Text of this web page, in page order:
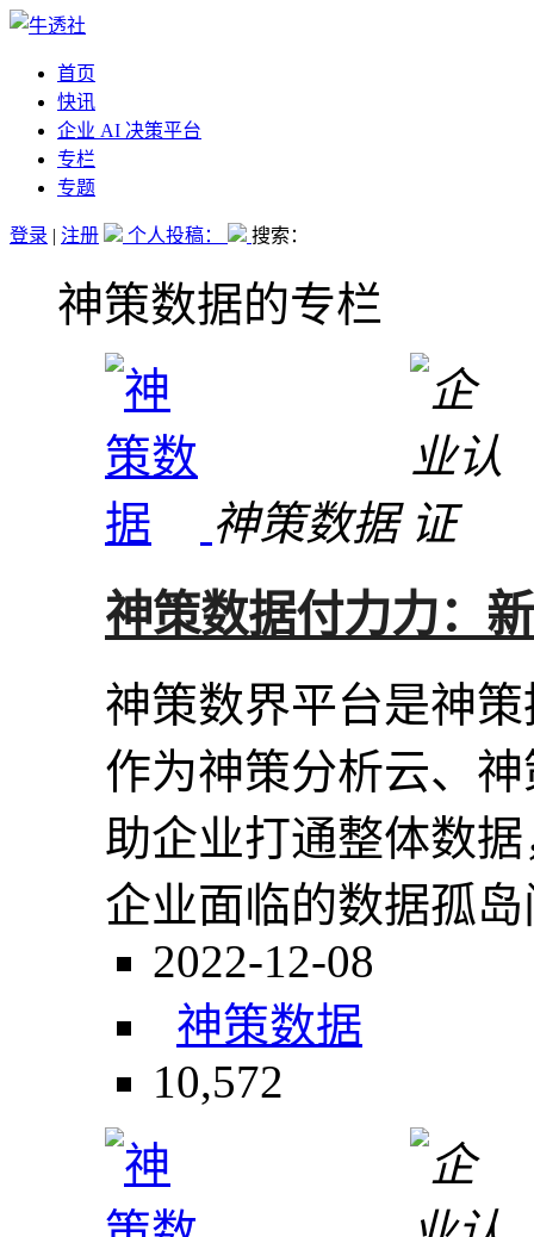
首页
快讯
企业 AI 决策平台
专栏
专题
登录 | 注册 个人投稿： 搜索：
神策数据的专栏
神策数据
神策数据付力力：
神策数界平台是神
作为神策分析云、
助企业打通整体数
企业面临的数据孤
2022-12-08
神策数据
10,572